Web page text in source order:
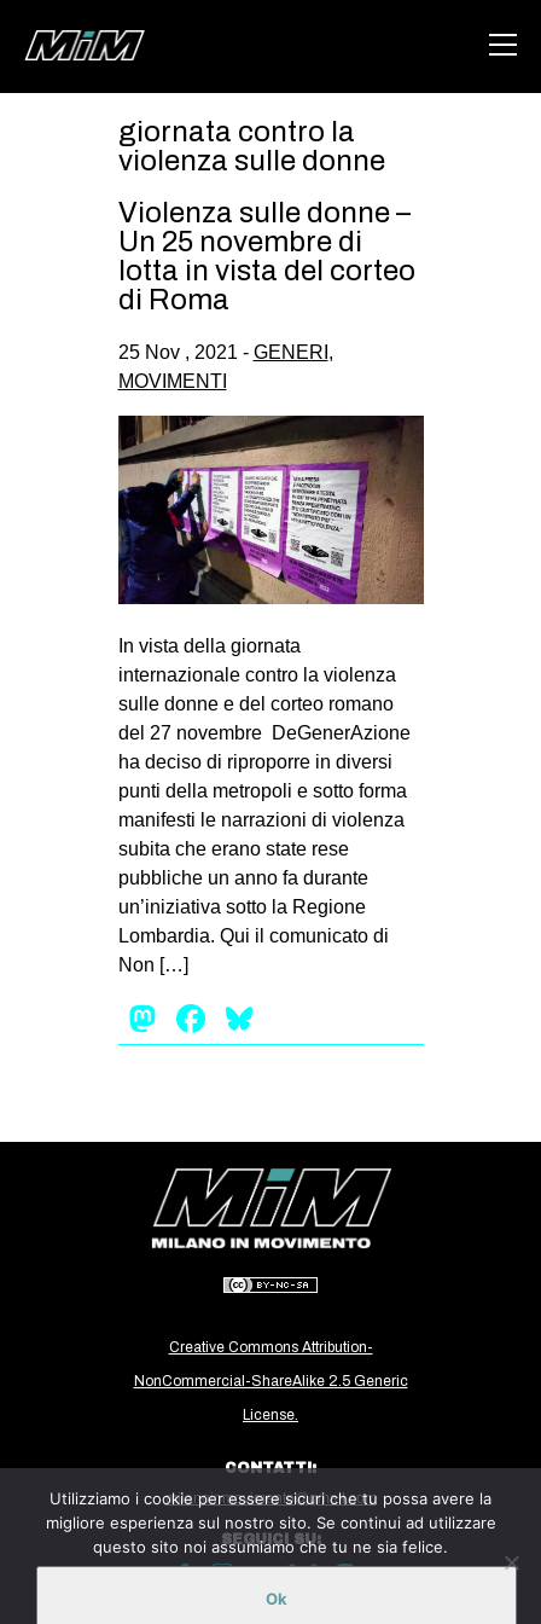
HOME
ABOUT
AREA
DEGENERAZIONE
GAZA FREESTYLE
CSOA LAMBRETTA
MSM
STUDENTI TSUNAMI
ZAM
MILANO
MOBILITAZIONI
SPAZI
SPORT POPOLARE
MOVIMENTI
AMBIENTE
ANTIFASCISMO
DIRITTO ALL’ABITARE
MIGRAZIONI
REPRESSIONE
ARTE
CINEMA
MANIFESTI
INTERNAZIONALE
EUROPA
MEDIO ORIENTE
MONDO
giornata contro la
violenza sulle donne
Violenza sulle donne –
Un 25 novembre di
lotta in vista del corteo
di Roma
25 Nov , 2021 - GENERI ,
MOVIMENTI
In vista della giornata
internazionale contro la violenza
sulle donne e del corteo romano
del 27 novembre DeGenerAzione
ha deciso di riproporre in diversi
punti della metropoli e sotto forma
manifesti le narrazioni di violenza
subita che erano state rese
pubbliche un anno fa durante
un’iniziativa sotto la Regione
Lombardia. Qui il comunicato di
Non […]
Mastodon
Facebook
Creative Commons Attribution-
NonCommercial-ShareAlike 2.5 Generic
License.
CONTATTI:
milanoinmovimento@gmail.com
SEGUICI SU:
Utilizziamo i cookie per essere sicuri che tu possa avere la
migliore esperienza sul nostro sito. Se continui ad utilizzare
questo sito noi assumiamo che tu ne sia felice.
Ok